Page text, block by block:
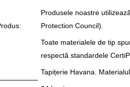
Produsele noastre
Protection Council).
Toate materialele de tip
respectă standardele
Tapițerie Havana.